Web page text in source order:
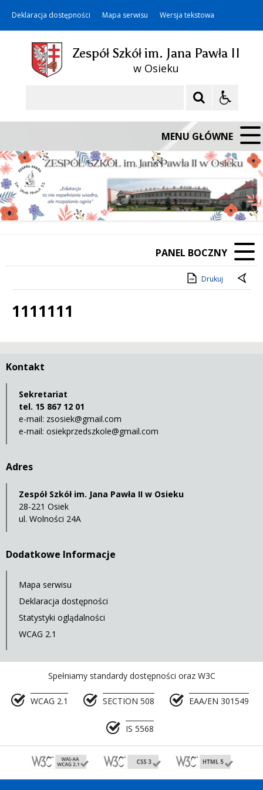
Deklaracja dostępności Mapa serwisu Wersja tekstowa
Zespół Szkół im. Jana Pawła II
w Osieku
MENU GŁÓWNE
PANEL BOCZNY
Drukuj
1111111
Treść
Kontakt
Sekretariat
tel. 15 867 12 01
e-mail: zsosiek@gmail.com
e-mail: osiekprzedszkole@gmail.com
Adres
Zespół Szkół im. Jana Pawła II w Osieku
28-221 Osiek
ul. Wolności 24A
Dodatkowe Informacje
Mapa serwisu
Deklaracja dostępności
Statystyki oglądalności
WCAG 2.1
Spełniamy standardy dostępności oraz W3C
WCAG 2.1 SECTION 508 EAA/EN 301549
IS 5568